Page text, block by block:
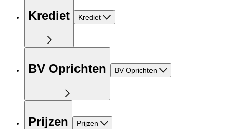
Krediet Krediet
BV Oprichten BV Oprichten
Prijzen Prijzen